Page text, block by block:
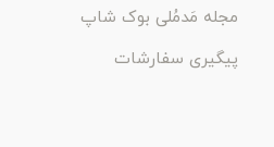
مجله مَدمُلی بوک شاپ
پیگیری سفارشات